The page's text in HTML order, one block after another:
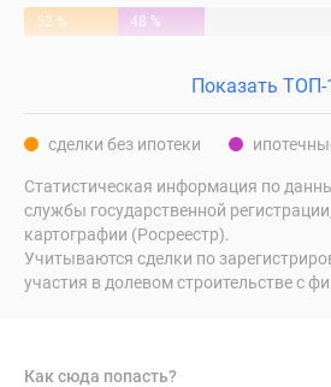
52 % 48 %
Показать ТОП-
сделки без ипотеки
Статистическая информация по
службы государственной
картографии (Росреестр).
Учитываются сделки по
участия в долевом строительстве с
Как сюда попасть?